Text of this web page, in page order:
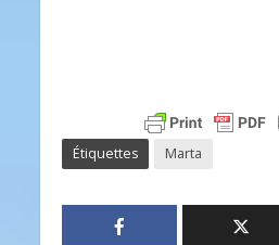
Étiquettes Marta